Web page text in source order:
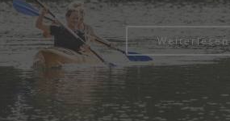
Weiterlesen